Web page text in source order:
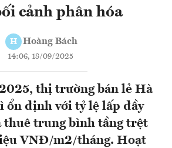
cảnh phân hóa
H Hoàng Bách
14:06, 18/09/2025
thị trường bán lẻ Hà
ổn định với tỷ lệ lấp đầy
thuê trung bình tầng trệt
VNĐ/m2/tháng. Hoạt